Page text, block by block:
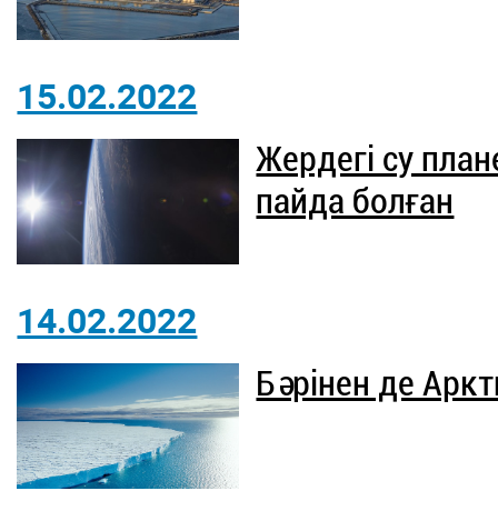
15.02.2022
Жердегі су
пайда болған
14.02.2022
Бәрінен де